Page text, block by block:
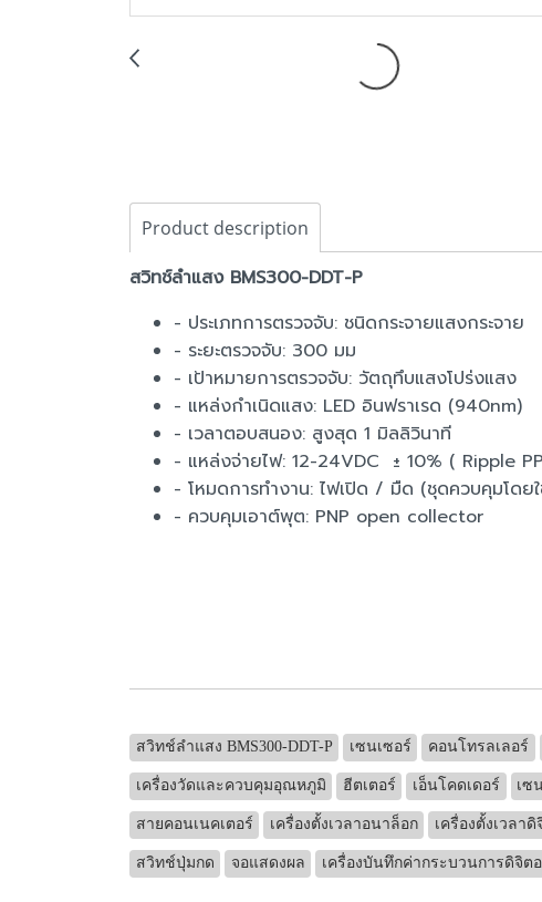
Product description
สวิทช์ลำแสง BMS300-DDT-P
- ประเภทการตรวจจับ: ชนิดกระจายแสงกระจาย
- ระยะตรวจจับ: 300 มม
- เป้าหมายการตรวจจับ: วัตถุทึบแสงโปร่งแสง
- แหล่งกำเนิดแสง: LED อินฟราเรด (940nm)
- เวลาตอบสนอง: สูงสุด 1 มิลลิวินาที
- แหล่งจ่ายไฟ: 12-24VDC ± 10% ( Ripple
- โหมดการทำงาน: ไฟเปิด / มืด (ชุดควบคุมโดย
- ควบคุมเอาต์พุต: PNP open collector
สวิทช์ลำแสง BMS300-DDT-P เซนเซอร์ คอนโทรลเลอร์
เครื่องวัดและควบคุมอุณหภูมิ ฮีตเตอร์ เอ็นโคดเดอร์ เซ
สายคอนเนคเตอร์ เครื่องตั้งเวลาอนาล็อก เครื่องตั้งเวลาดิ
สวิทช์ปุ่มกด จอแสดงผล เครื่องบันทึกค่ากระบวนการดิจิต